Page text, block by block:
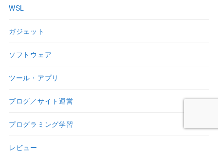
WSL
ガジェット
ソフトウェア
ツール・アプリ
ブログ／サイト運営
プログラミング学習
レビュー